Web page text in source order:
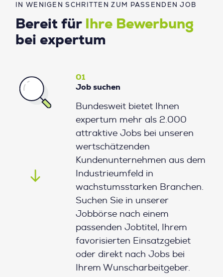
IN WENIGEN SCHRITTEN ZUM PASSENDEN JOB
Bereit für
Ihre Bewerbung
bei expertum
01
Job suchen
Bundesweit bietet Ihnen
expertum mehr als 2.000
attraktive Jobs bei unseren
wertschätzenden
Kundenunternehmen aus dem
Industrieumfeld in
wachstumsstarken Branchen.
Suchen Sie in unserer
Jobbörse nach einem
passenden Jobtitel, Ihrem
favorisierten Einsatzgebiet
oder direkt nach Jobs bei
Ihrem Wunscharbeitgeber.